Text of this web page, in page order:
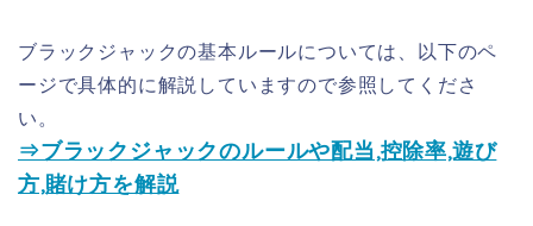
ブラックジャックの基本ルールについては、以下のペ
ージで具体的に解説していますので参照してくださ
い。
⇒ブラックジャックのルールや配当,控除率,遊び
方,賭け方を解説